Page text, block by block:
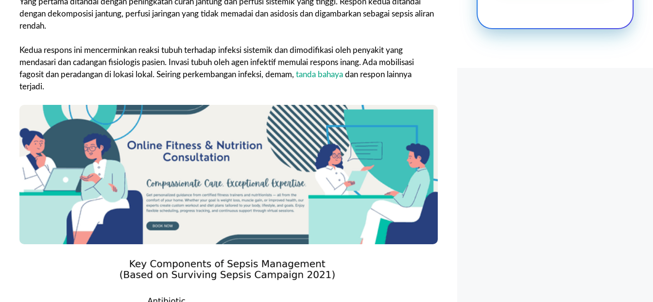
Yang pertama ditandai dengan peningkatan curah jantung dan perfusi sistemik yang tinggi. Respon kedua ditandai
dengan dekomposisi jantung, perfusi jaringan yang tidak memadai dan asidosis dan digambarkan sebagai sepsis aliran
rendah.
Kedua respons ini mencerminkan reaksi tubuh terhadap infeksi sistemik dan dimodifikasi oleh penyakit yang
mendasari dan cadangan fisiologis pasien. Invasi tubuh oleh agen infektif memulai respons inang. Ada mobilisasi
fagosit dan peradangan di lokasi lokal. Seiring perkembangan infeksi, demam, tanda bahaya dan respon lainnya
terjadi.